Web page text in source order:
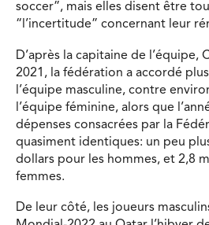
soccer”, mais elles disent être
“l’incertitude” concernant leur
D’après la capitaine de l’équipe,
2021, la fédération a accordé
l’équipe masculine, contre
l’équipe féminine, alors que
dépenses consacrées par la
quasiment identiques: un peu
dollars pour les hommes, et 2,8
femmes.
De leur côté, les joueurs